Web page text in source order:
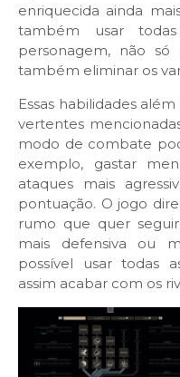
enriquecida ainda
também usar
personagem, não
também eliminar os
Essas habilidades
vertentes
modo de combate
exemplo, gastar
ataques mais
pontuação. O jogo
rumo que quer
mais defensiva ou
possível usar todas
assim acabar com os